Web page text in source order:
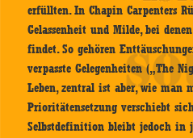
erfüllten. In Chapin Carpenters
Gelassenheit und Milde, bei
findet. So gehören
verpasste Gelegenheiten („The
Leben, zentral ist aber, wie man
Prioritätensetzung verschiebt
Selbstdefinition bleibt jedoch in